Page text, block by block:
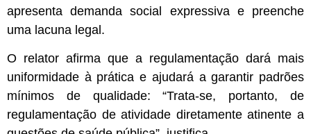
apresenta demanda social expressiva e preenche
uma lacuna legal.
O relator afirma que a regulamentação dará mais
uniformidade à prática e ajudará a garantir padrões
mínimos de qualidade: “Trata-se, portanto, de
regulamentação de atividade diretamente atinente a